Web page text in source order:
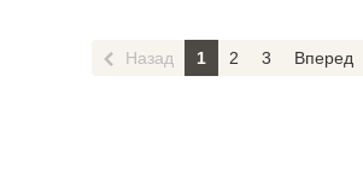
Назад 1 2 3 Вперед